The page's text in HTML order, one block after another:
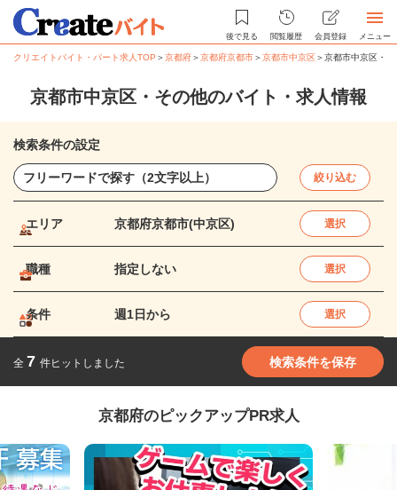
後で見る 閲覧履歴 会員登録 メニュー
クリエイトバイト・パート求人TOP ＞京都府＞京都府京都市＞京都市中京区＞京都市中京区・
京都市中京区・その他のバイト・求人情報
検索条件の設定
絞り込む
エリア 京都府京都市(中京区) 選択
職種 指定しない 選択
条件 週1日から 選択
全 7 件ヒットしました 検索条件を保存
京都府のピックアップPR求人